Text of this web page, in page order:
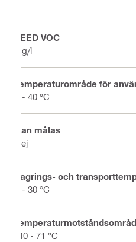
LEED VOC
0 g/l
Temperaturområde för
5 - 40 °C
Kan målas
Nej
Lagrings- och
5 - 30 °C
-40 - 71 °C